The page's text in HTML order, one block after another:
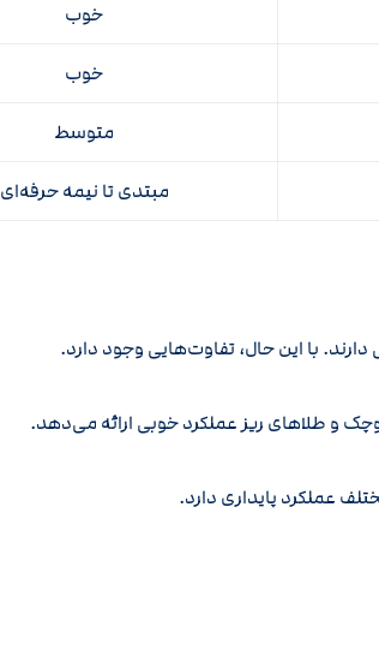
خوب
خوب
متوسط
مبتدی تا نیمه حرفه‌ای
با این حال، تفاوت‌هایی وجود دارد.